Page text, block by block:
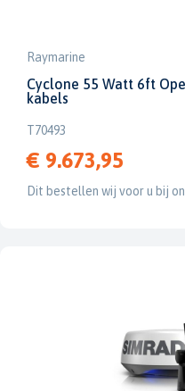
Raymarine
Cyclone 55 Watt 6ft
kabels
T70493
€ 9.673,95
Dit bestellen wij voor u bij